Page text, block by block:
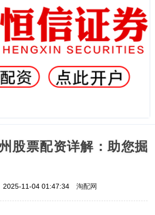
股票配资详解：助您掘
2025-11-04 01:47:34 淘配网